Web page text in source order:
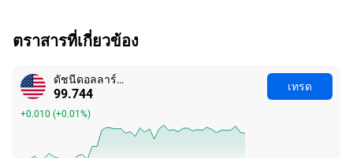
ตราสารที่เกี่ยวข้อง
ดัชนีดอลลาร์สหรัฐ
99.744
+0.010 (+0.01%)
เทรด